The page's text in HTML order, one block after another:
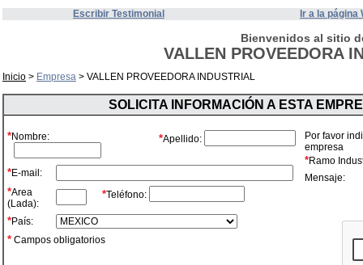
Escribir Testimonial Ir a la página
Bienvenidos al sitio
VALLEN PROVEEDORA
Inicio > Empresa > VALLEN PROVEEDORA INDUSTRIAL
SOLICITA INFORMACIÓN A ESTA
*Nombre: *Apellido:
*E-mail:
*Area
(Lada):
*Teléfono:
*País:
* Campos obligatorios
Por favor
empresa
*Ramo
Mensaje: